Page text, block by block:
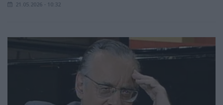
21.05.2026 - 10:32